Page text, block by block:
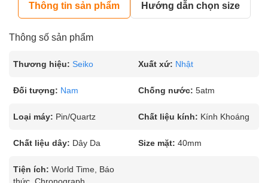
Thông tin sản phẩm Hướng dẫn chọn size
Thông số sản phẩm
Thương hiệu: Seiko Xuất xứ: Nhật
Đối tượng: Nam Chống nước: 5atm
Loại máy: Pin/Quartz Chất liệu kính: Kính Khoáng
Chất liệu dây: Dây Da Size mặt: 40mm
Tiện ích: World Time, Báo